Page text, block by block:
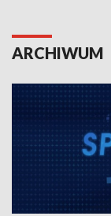
ARCHIWUM